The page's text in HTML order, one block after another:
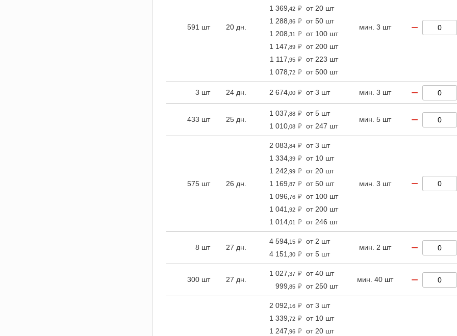
591 шт 20 дн.
1 369 ,42
от 20 шт
1 288 ,86
от 50 шт
1 208 ,31
от 100 шт
1 147 ,89
от 200 шт
1 117 ,95
от 223 шт
1 078 ,72 от 500 шт
мин. 3 шт −
3 шт 24 дн. 2 674 ,00 от 3 шт мин. 3 шт −
433 шт 25 дн.
1 037 ,88
от 5 шт
1 010 ,08 от 247 шт
мин. 5 шт −
575 шт 26 дн.
2 083 ,84
от 3 шт
1 334 ,39
от 10 шт
1 242 ,99
от 20 шт
1 169 ,87
от 50 шт
1 096 ,76
от 100 шт
1 041 ,92
от 200 шт
1 014 ,01 от 246 шт
мин. 3 шт −
8 шт 27 дн.
4 594 ,15
от 2 шт
4 151 ,30 от 5 шт
мин. 2 шт −
300 шт 27 дн.
1 027 ,37
от 40 шт
999 ,85 от 250 шт
мин. 40 шт −
2 092 ,16
от 3 шт
1 339 ,72
от 10 шт
1 247 ,96
от 20 шт